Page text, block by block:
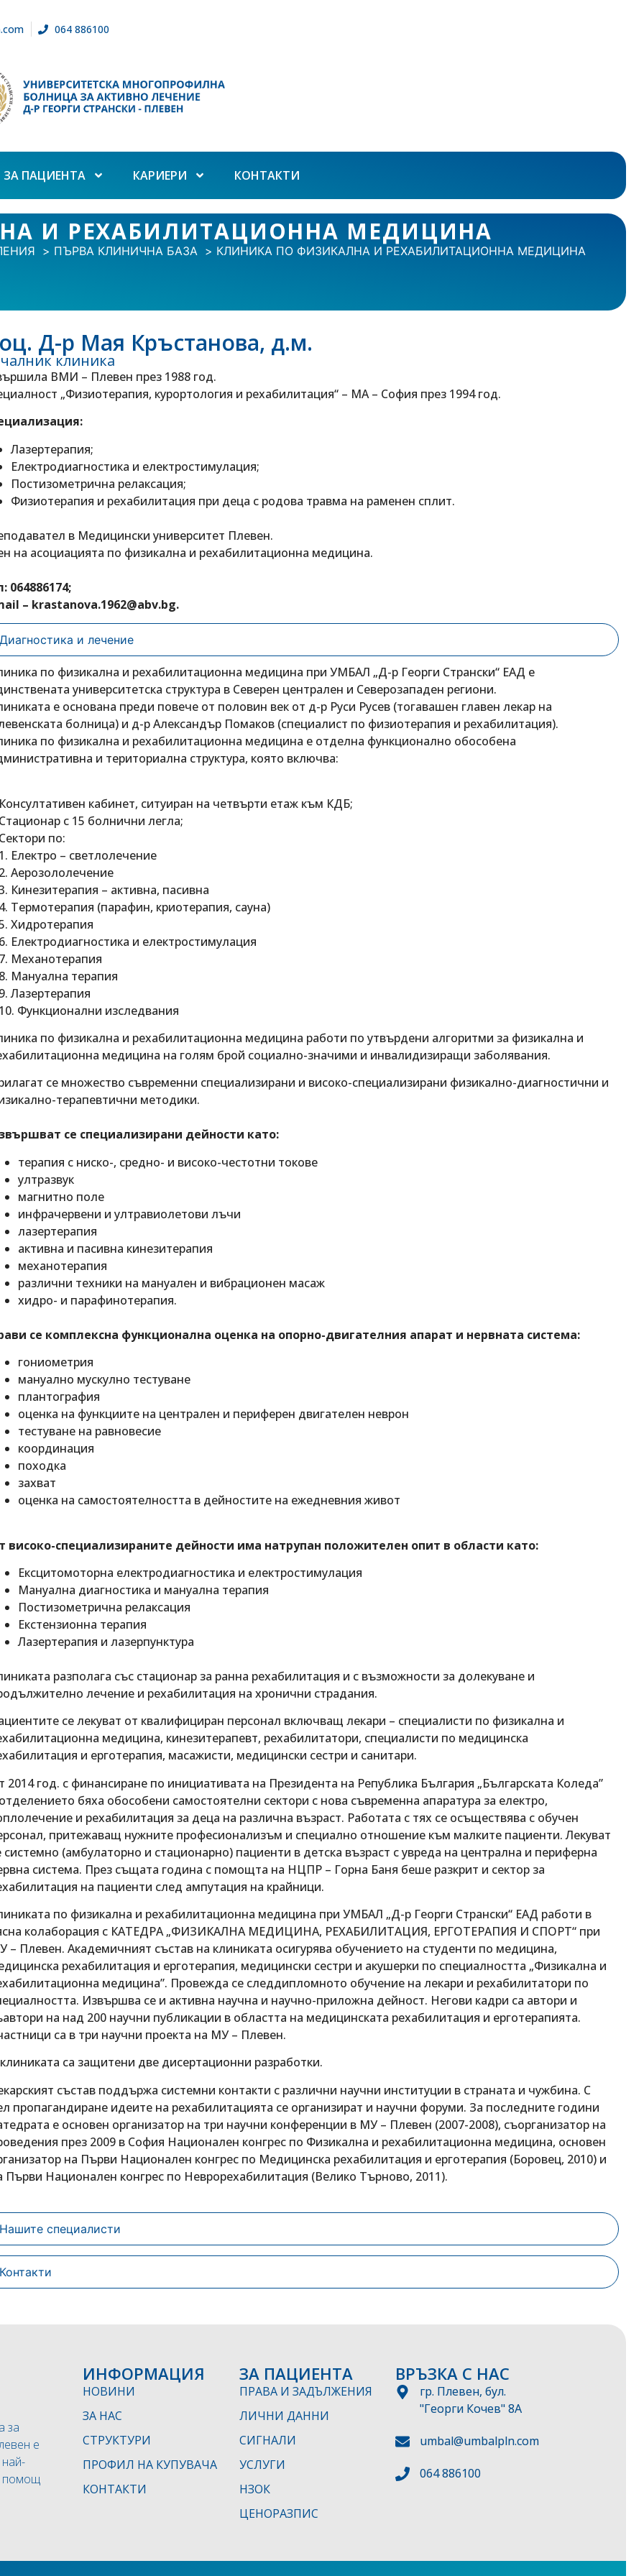
064 886100
ЗА ПАЦИЕНТА КАРИЕРИ КОНТАКТИ
И РЕХАБИЛИТАЦИОННА МЕДИЦИНА
ПЪРВА КЛИНИЧНА БАЗА КЛИНИКА ПО ФИЗИКАЛНА И РЕХАБИЛИТАЦИОННА МЕДИЦИНА
Д-р Мая Кръстанова, д.м.
клиника
ВМИ – Плевен през 1988 год.
„Физиотерапия, курортология и рехабилитация“ – МА – София през 1994 год.
Лазертерапия;
Електродиагностика и електростимулация;
Постизометрична релаксация;
Физиотерапия и рехабилитация при деца с родова травма на раменен сплит.
в Медицински университет Плевен.
на асоциацията по физикална и рехабилитационна медицина.
064886174;
– krastanova.1962@abv.bg.
Диагностика и лечение
по физикална и рехабилитационна медицина при УМБАЛ „Д-р Георги Странски“ ЕАД е
университетска структура в Северен централен и Северозападен региони.
е основана преди повече от половин век от д-р Руси Русев (тогавашен главен лекар на
болница) и д-р Александър Помаков (специалист по физиотерапия и рехабилитация).
по физикална и рехабилитационна медицина е отделна функционално обособена
и териториална структура, която включва:
кабинет, ситуиран на четвърти етаж към КДБ;
с 15 болнични легла;
по:
Електро – светлолечение
Аерозололечение
Кинезитерапия – активна, пасивна
Термотерапия (парафин, криотерапия, сауна)
Хидротерапия
Електродиагностика и електростимулация
Механотерапия
Мануална терапия
Лазертерапия
Функционални изследвания
по физикална и рехабилитационна медицина работи по утвърдени алгоритми за физикална и
медицина на голям брой социално-значими и инвалидизиращи заболявания.
се множество съвременни специализирани и високо-специализирани физикално-диагностични и
терапевтични методики.
се специализирани дейности като:
терапия с ниско-, средно- и високо-честотни токове
ултразвук
магнитно поле
инфрачервени и ултравиолетови лъчи
лазертерапия
активна и пасивна кинезитерапия
механотерапия
различни техники на мануален и вибрационен масаж
хидро- и парафинотерапия.
се комплексна функционална оценка на опорно-двигателния апарат и нервната система:
гониометрия
мануално мускулно тестуване
плантография
оценка на функциите на централен и периферен двигателен неврон
тестуване на равновесие
координация
походка
захват
оценка на самостоятелността в дейностите на ежедневния живот
високо-специализираните дейности има натрупан положителен опит в области като:
Ексцитомоторна електродиагностика и електростимулация
Мануална диагностика и мануална терапия
Постизометрична релаксация
Екстензионна терапия
Лазертерапия и лазерпунктура
разполага със стационар за ранна рехабилитация и с възможности за долекуване и
лечение и рехабилитация на хронични страдания.
се лекуват от квалифициран персонал включващ лекари – специалисти по физикална и
медицина, кинезитерапевт, рехабилитатори, специалисти по медицинска
и ерготерапия, масажисти, медицински сестри и санитари.
2014 год. с финансиране по инициативата на Президента на Република България „Българската Коледа”
бяха обособени самостоятелни сектори с нова съвременна апаратура за електро,
и рехабилитация за деца на различна възраст. Работата с тях се осъществява с обучен
притежаващ нужните професионализъм и специално отношение към малките пациенти. Лекуват
системно (амбулаторно и стационарно) пациенти в детска възраст с увреда на централна и периферна
система. През същата година с помощта на НЦПР – Горна Баня беше разкрит и сектор за
на пациенти след ампутация на крайници.
по физикална и рехабилитационна медицина при УМБАЛ „Д-р Георги Странски“ ЕАД работи в
колаборация с КАТЕДРА „ФИЗИКАЛНА МЕДИЦИНА, РЕХАБИЛИТАЦИЯ, ЕРГОТЕРАПИЯ И СПОРТ“ при
– Плевен. Академичният състав на клиниката осигурява обучението на студенти по медицина,
рехабилитация и ерготерапия, медицински сестри и акушерки по специалността „Физикална и
медицина”. Провежда се следдипломното обучение на лекари и рехабилитатори по
Извършва се и активна научна и научно-приложна дейност. Негови кадри са автори и
на над 200 научни публикации в областта на медицинската рехабилитация и ерготерапията.
са в три научни проекта на МУ – Плевен.
са защитени две дисертационни разработки.
състав поддържа системни контакти с различни научни институции в страната и чужбина. С
пропагандиране идеите на рехабилитацията се организират и научни форуми. За последните години
е основен организатор на три научни конференции в МУ – Плевен (2007-2008), съорганизатор на
през 2009 в София Национален конгрес по Физикална и рехабилитационна медицина, основен
на Първи Национален конгрес по Медицинска рехабилитация и ерготерапия (Боровец, 2010) и
Първи Национален конгрес по Неврорехабилитация (Велико Търново, 2011).
Нашите специалисти
Контакти
за
е
помощ
ИНФОРМАЦИЯ
НОВИНИ
ЗА НАС
СТРУКТУРИ
ПРОФИЛ НА КУПУВАЧА
КОНТАКТИ
ЗА ПАЦИЕНТА
ПРАВА И ЗАДЪЛЖЕНИЯ
ЛИЧНИ ДАННИ
СИГНАЛИ
УСЛУГИ
НЗОК
ЦЕНОРАЗПИС
ВРЪЗКА С НАС
гр. Плевен, бул.
"Георги Кочев" 8А
umbal@umbalpln.com
064 886100